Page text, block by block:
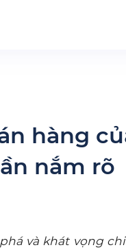
hàng
nắm rõ
và khát vọng